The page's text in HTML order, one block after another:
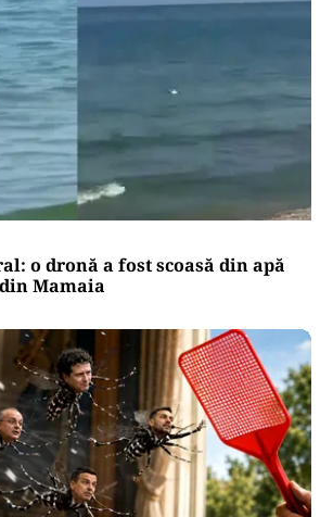
o dronă a fost scoasă din apă
Mamaia